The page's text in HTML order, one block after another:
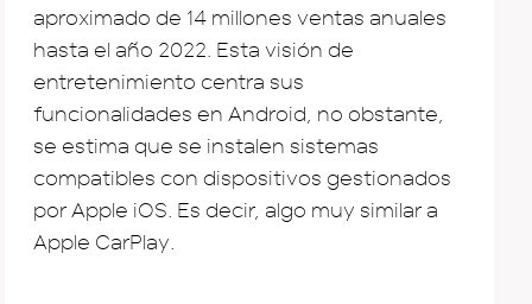
aproximado de 14 millones ventas anuales
hasta el año 2022. Esta visión de
entretenimiento centra sus
funcionalidades en Android, no obstante,
se estima que se instalen sistemas
compatibles con dispositivos gestionados
por Apple iOS. Es decir, algo muy similar a
Apple CarPlay.